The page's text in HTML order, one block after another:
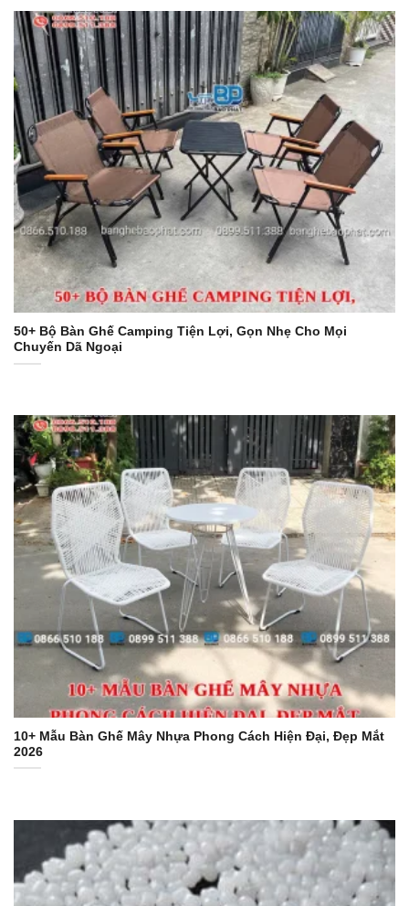
50+ Bộ Bàn Ghế Camping Tiện Lợi, Gọn Nhẹ Cho Mọi
Chuyến Dã Ngoại
10+ Mẫu Bàn Ghế Mây Nhựa Phong Cách Hiện Đại, Đẹp Mắt
2026